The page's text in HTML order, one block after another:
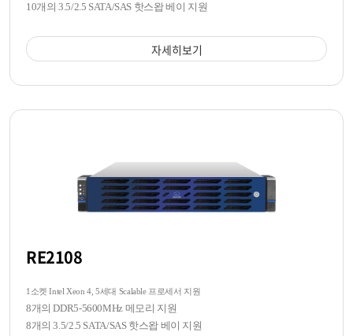
10개의 3.5/2.5 SATA/SAS 핫스왑 베이 지원
자세히보기
RE2108
1소켓 Intel Xeon 4, 5세대 Scalable 프로세서 지원
8개의 DDR5-5600MHz 메모리 지원
8개의 3.5/2.5 SATA/SAS 핫스왑 베이 지원